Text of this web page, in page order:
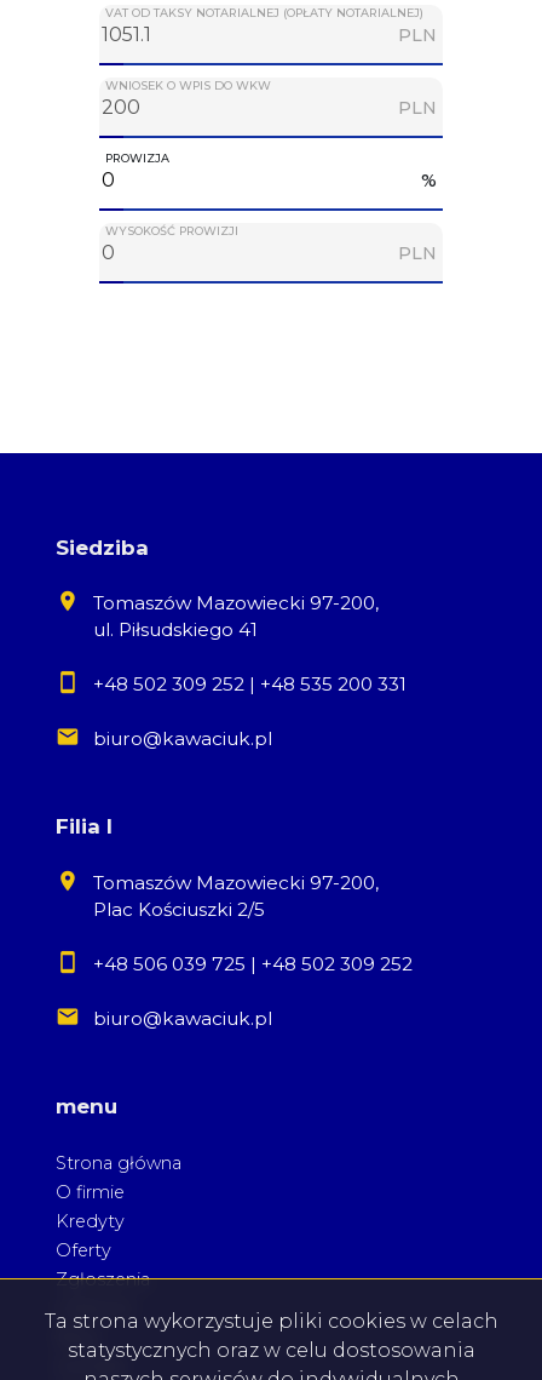
VAT OD TAKSY NOTARIALNEJ (OPŁATY NOTARIALNEJ)
PLN
WNIOSEK O WPIS DO WKW
PLN
PROWIZJA
%
WYSOKOŚĆ PROWIZJI
PLN
Siedziba
Tomaszów Mazowiecki 97-200,
ul. Piłsudskiego 41
+48 502 309 252| +48 535 200 331
biuro@kawaciuk.pl
Filia I
Tomaszów Mazowiecki 97-200,
Plac Kościuszki 2/5
+48 506 039 725 | +48 502 309 252
biuro@kawaciuk.pl
menu
Strona główna
O firmie
Kredyty
Oferty
Zgłoszenia
Kontakt
Ta strona wykorzystuje pliki cookies w celach
statystycznych oraz w celu dostosowania